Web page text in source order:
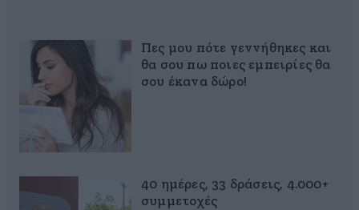
Πες μου πότε γεννήθηκες και
θα σου πω ποιες εμπειρίες θα
σου έκανα δώρο!
40 ημέρες, 33 δράσεις, 4.000+
συμμετοχές